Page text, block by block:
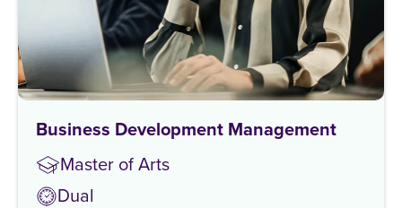
Business Development Management
Master of Arts
Dual